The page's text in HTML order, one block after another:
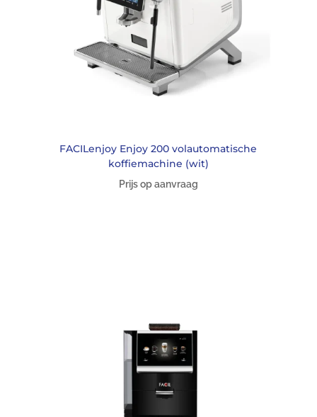
FACILenjoy Enjoy 200 volautomatische
koffiemachine (wit)
Prijs op aanvraag